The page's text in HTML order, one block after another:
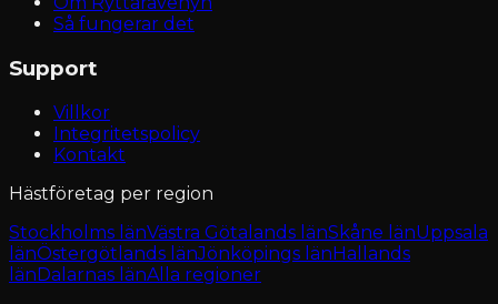
Så fungerar det
Support
Villkor
Integritetspolicy
Kontakt
Hästföretag per region
Stockholms länVästra Götalands länSkåne länUppsala
länÖstergötlands länJönköpings länHallands
länDalarnas länAlla regioner